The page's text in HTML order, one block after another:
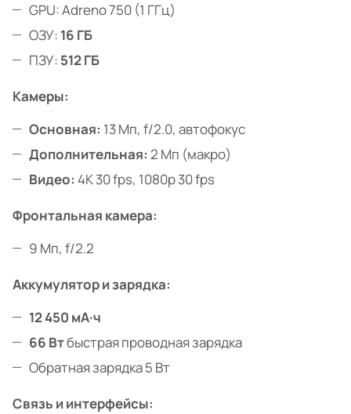
GPU: Adreno 750 (1 ГГц)
ОЗУ: 16 ГБ
ПЗУ: 512 ГБ
Камеры:
Основная: 13 Мп, f/2.0, автофокус
Дополнительная: 2 Мп (макро)
Видео: 4K 30 fps, 1080p 30 fps
Фронтальная камера:
9 Мп, f/2.2
Аккумулятор и зарядка:
12 450 мА·ч
66 Втбыстрая проводная зарядка
Обратная зарядка 5 Вт
Связь и интерфейсы: